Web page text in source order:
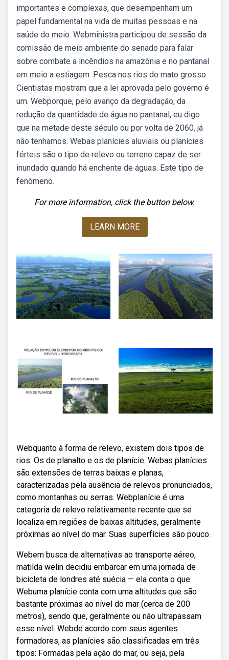
importantes e complexas, que desempenham um
papel fundamental na vida de muitas pessoas e na
saúde do meio. Webministra participou de sessão da
comissão de meio ambiente do senado para falar
sobre combate a incêndios na amazônia e no pantanal
em meio a estiagem. Pesca nos rios do mato grosso.
Cientistas mostram que a lei aprovada pelo governo é
um. Webporque, pelo avanço da degradação, da
redução da quantidade de água no pantanal, eu digo
que na metade deste século ou por volta de 2060, já
não tenhamos. Webas planícies aluviais ou planícies
férteis são o tipo de relevo ou terreno capaz de ser
inundado quando há enchente de águas. Este tipo de
fenômeno.
For more information, click the button below.
LEARN MORE
Webquanto à forma de relevo, existem dois tipos de
rios: Os de planalto e os de planície. Webas planícies
são extensões de terras baixas e planas,
caracterizadas pela ausência de relevos pronunciados,
como montanhas ou serras. Webplanície é uma
categoria de relevo relativamente recente que se
localiza em regiões de baixas altitudes, geralmente
próximas ao nível do mar. Suas superfícies são pouco.
Webem busca de alternativas ao transporte aéreo,
matilda welin decidiu embarcar em uma jornada de
bicicleta de londres até suécia — ela conta o que.
Webuma planície conta com uma altitudes que são
bastante próximas ao nível do mar (cerca de 200
metros), sendo que, geralmente ou não ultrapassam
esse nível. Webde acordo com seus agentes
formadores, as planícies são classificadas em três
tipos: Formadas pela ação do mar, ou seja, pela